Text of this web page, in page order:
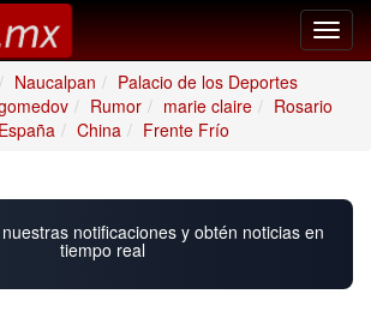
Naucalpan
Palacio de los Deportes
Rumor marie claire
Rosario
España
China Frente Frío
notificaciones y obtén noticias en
tiempo real